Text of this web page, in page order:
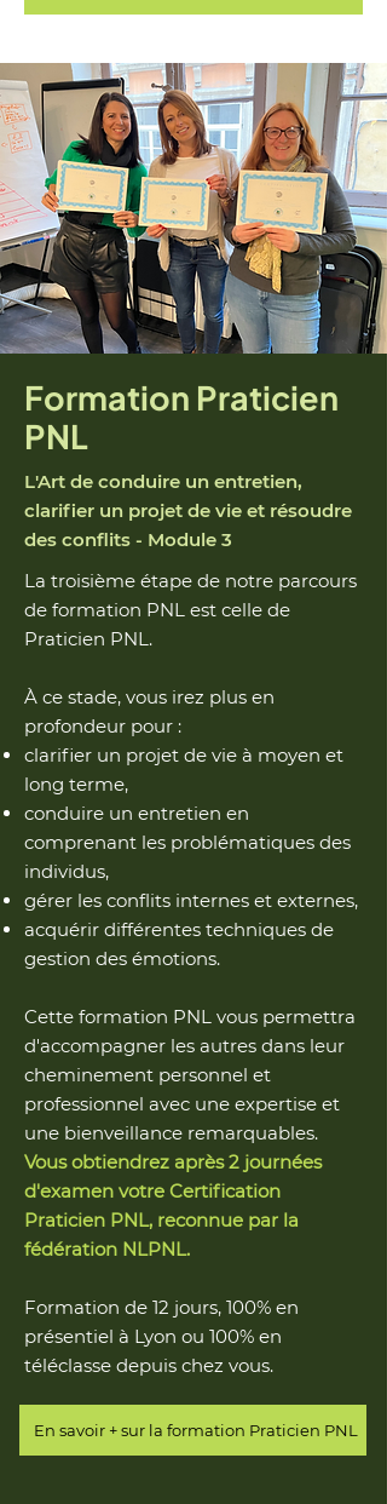
Formation Praticien
PNL
L'Art de conduire un entretien,
clarifier un projet de vie et résoudre
des conflits - Module 3
La troisième étape de notre parcours
de formation PNL est celle de
Praticien PNL.
À ce stade, vous irez plus en
profondeur pour :
clarifier un projet de vie à moyen et
long terme,
conduire un entretien en
comprenant les problématiques des
individus,
gérer les conflits internes et externes,
acquérir différentes techniques de
gestion des émotions.
Cette formation PNL vous permettra
d'accompagner les autres dans leur
cheminement personnel et
professionnel avec une expertise et
une bienveillance remarquables.
Vous obtiendrez après 2 journées
d'examen votre Certification
Praticien PNL, reconnue par la
fédération NLPNL.
Formation de 12 jours, 100% en
présentiel à Lyon ou 100% en
téléclasse depuis chez vous.
En savoir + sur la formation Praticien PNL